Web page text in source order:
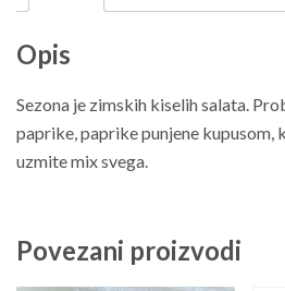
Opis
Sezona je zimskih kiselih salata.
paprike, paprike punjene kupusom,
uzmite mix svega.
Povezani proizvodi